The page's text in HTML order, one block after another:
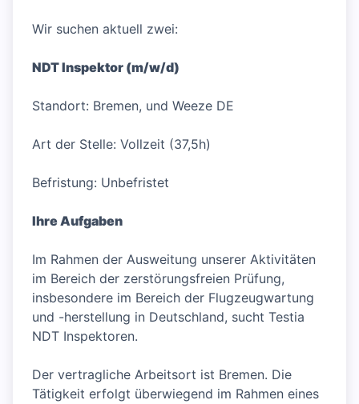
Wir suchen aktuell zwei:
NDT Inspektor (m/w/d)
Standort: Bremen, und Weeze DE
Art der Stelle: Vollzeit (37,5h)
Befristung: Unbefristet
Ihre Aufgaben
Im Rahmen der Ausweitung unserer Aktivitäten
im Bereich der zerstörungsfreien Prüfung,
insbesondere im Bereich der Flugzeugwartung
und -herstellung in Deutschland, sucht Testia
NDT Inspektoren.
Der vertragliche Arbeitsort ist Bremen. Die
Tätigkeit erfolgt überwiegend im Rahmen eines